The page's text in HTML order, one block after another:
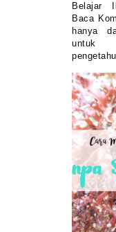
Belajar
Baca
hanya
untuk